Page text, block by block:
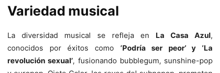
Variedad musical
La diversidad musical se refleja en La Casa Azul,
conocidos por éxitos como ‘Podría ser peor’ y ‘La
revolución sexual’, fusionando bubblegum, sunshine-pop